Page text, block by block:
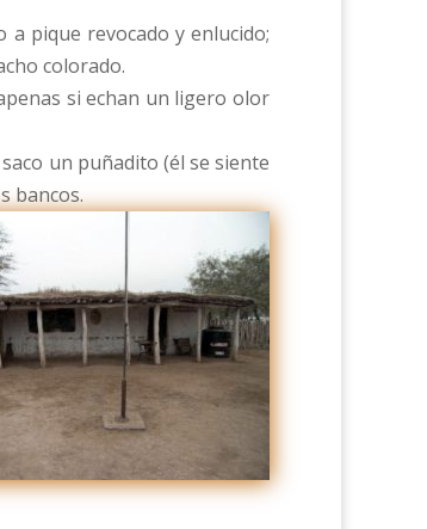
a pique revocado y enlucido;
colorado.
si echan un ligero olor
un puñadito (él se siente
bancos.